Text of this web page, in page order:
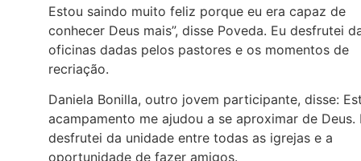
Estou saindo muito feliz porque eu era capaz de
conhecer Deus mais”, disse Poveda. Eu desfrutei
oficinas dadas pelos pastores e os momentos de
recriação.
Daniela Bonilla, outro jovem participante, disse:
acampamento me ajudou a se aproximar de Deus.
desfrutei da unidade entre todas as igrejas e a
oportunidade de fazer amigos.